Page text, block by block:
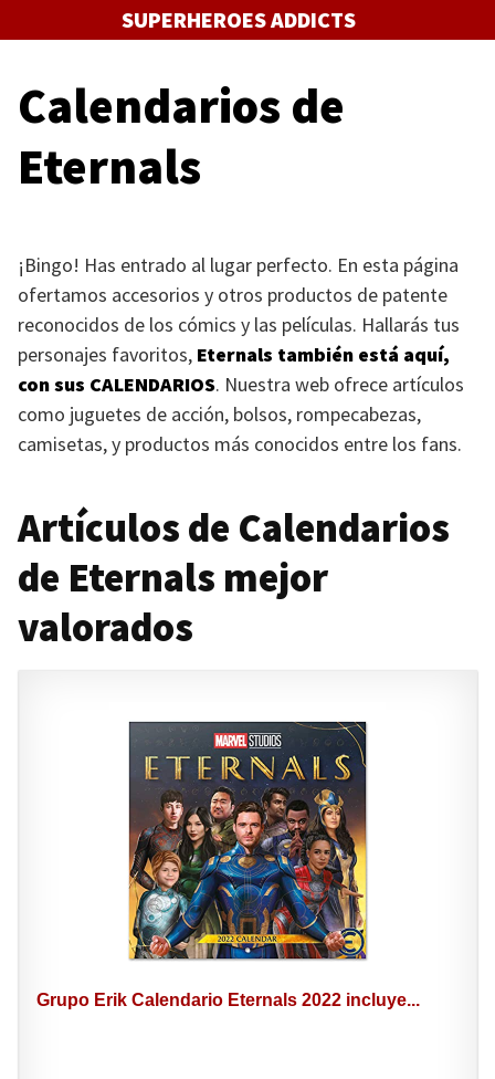
al
SUPERHEROES ADDICTS
Calendarios de
Eternals
¡Bingo! Has entrado al lugar perfecto. En esta página
ofertamos accesorios y otros productos de patente
reconocidos de los cómics y las películas. Hallarás tus
personajes favoritos, Eternals también está aquí,
con sus CALENDARIOS. Nuestra web ofrece artículos
como juguetes de acción, bolsos, rompecabezas,
camisetas, y productos más conocidos entre los fans.
Artículos de Calendarios
de Eternals mejor
valorados
Grupo Erik Calendario Eternals 2022 incluye...